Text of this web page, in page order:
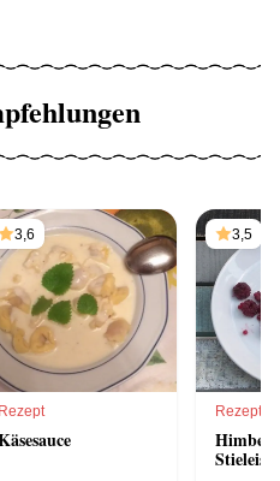
3,6
Rezept
3,5
Rezept
Stieleis